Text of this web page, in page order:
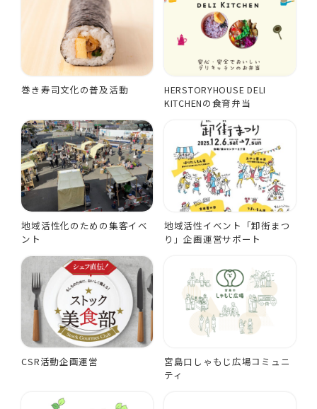
巻き寿司文化の普及活動
HERSTORYHOUSE DELI
KITCHENの食育弁当
地域活性化のための集客イベ
ント
地域活性イベント「卸街まつ
り」企画運営サポート
CSR活動企画運営
宮島口しゃもじ広場コミュニ
ティ